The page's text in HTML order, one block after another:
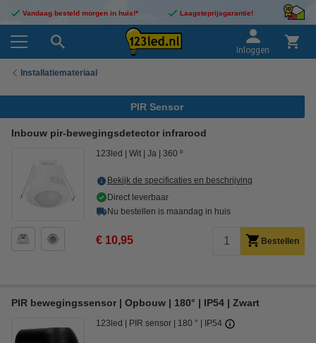
Vandaag besteld morgen in huis!* Laagsteprijsgarantie!
Inloggen
Installatiemateriaal
PIR Sensor
Inbouw pir-bewegingsdetector infrarood
123led Wit Ja 360 º
Bekijk de specificaties en beschrijving
Direct leverbaar
Nu bestellen is maandag in huis
€ 10,95 Bestellen
PIR bewegingssensor | Opbouw | 180° | IP54 | Zwart
123led PIR sensor 180 ° IP54